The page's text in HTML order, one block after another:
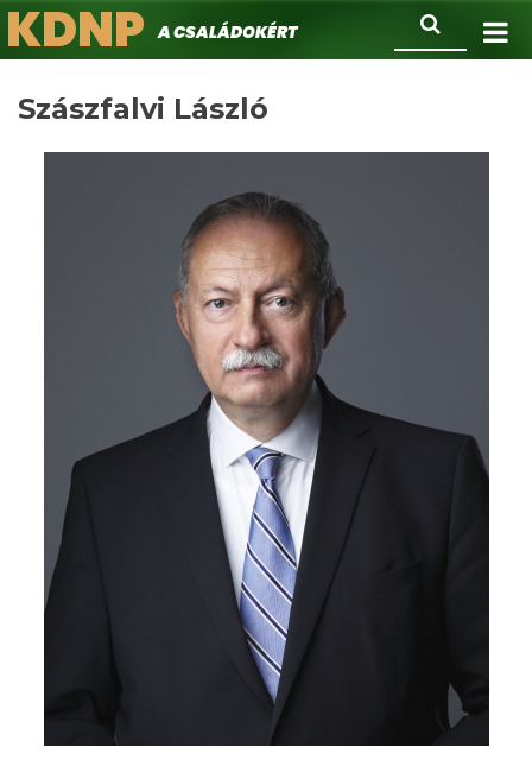
Ugrás
a
Keresés
KDNPA családokért.
Szászfalvi László